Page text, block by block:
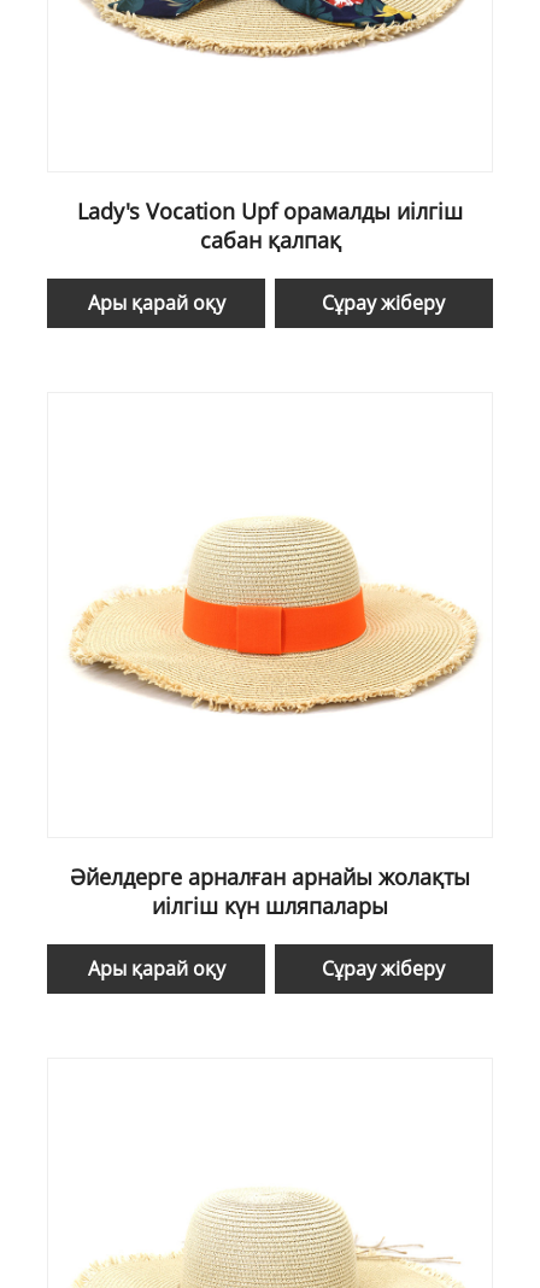
Lady's Vocation Upf орамалды иілгіш
сабан қалпақ
Ары қарай оқу Сұрау жіберу
Әйелдерге арналған арнайы жолақты
иілгіш күн шляпалары
Ары қарай оқу Сұрау жіберу